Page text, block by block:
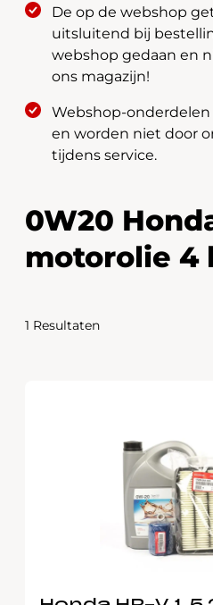
De op de webshop
uitsluitend bij
webshop gedaan en
ons magazijn!
Webshop-
en worden niet door
tijdens service.
0W20
motorolie 4
1 Resultaten